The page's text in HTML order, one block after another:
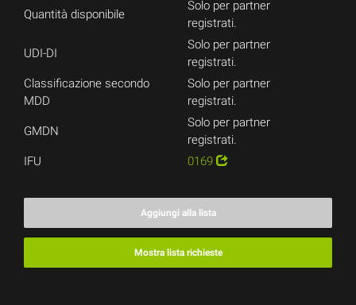
Quantità disponibile
Solo per partner
registrati.
UDI-DI
Solo per partner
registrati.
Classificazione secondo
MDD
Solo per partner
registrati.
GMDN
Solo per partner
registrati.
IFU
0169
Aggiungi alla lista
Mostra lista richieste